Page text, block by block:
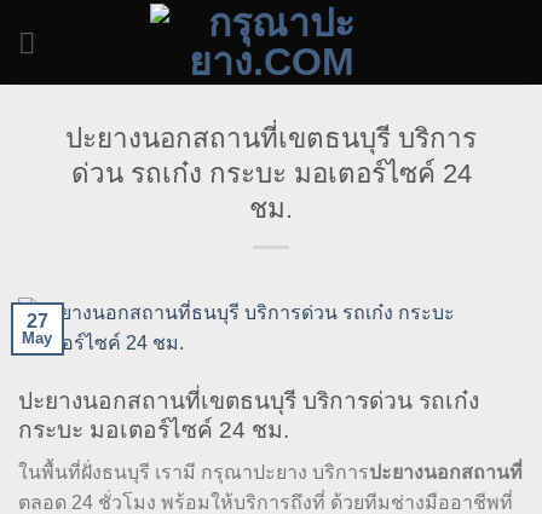
ปะยางนอกสถานที่เขตธนบุรี บริการ
ด่วน รถเก๋ง กระบะ มอเตอร์ไซค์ 24
ชม.
27
May
ปะยางนอกสถานที่เขตธนบุรี บริการด่วน รถเก๋ง
กระบะ มอเตอร์ไซค์ 24 ชม.
ในพื้นที่ฝั่งธนบุรี เรามี กรุณาปะยาง บริการปะยางนอกสถานที่
ตลอด 24 ชั่วโมง พร้อมให้บริการถึงที่ ด้วยทีมช่างมืออาชีพที่